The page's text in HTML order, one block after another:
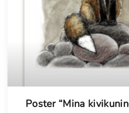
Poster “Mina